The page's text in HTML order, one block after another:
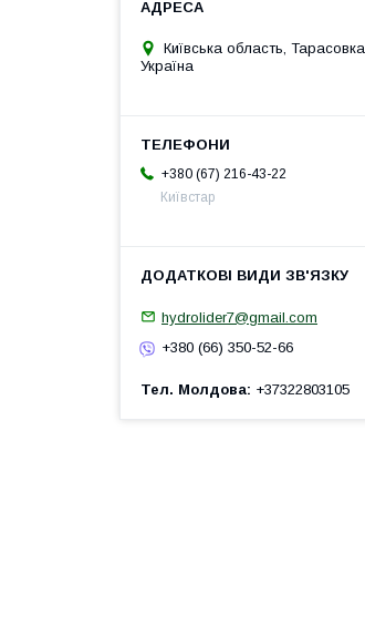
Київська область, Тарасовка,
Україна
+380 (67) 216-43-22
Київстар
hydrolider7@gmail.com
+380 (66) 350-52-66
Тел. Молдова +37322803105